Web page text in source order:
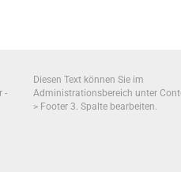
-
Diesen Text können Sie im
Administrationsbereich unter
> Footer 3. Spalte bearbeiten.